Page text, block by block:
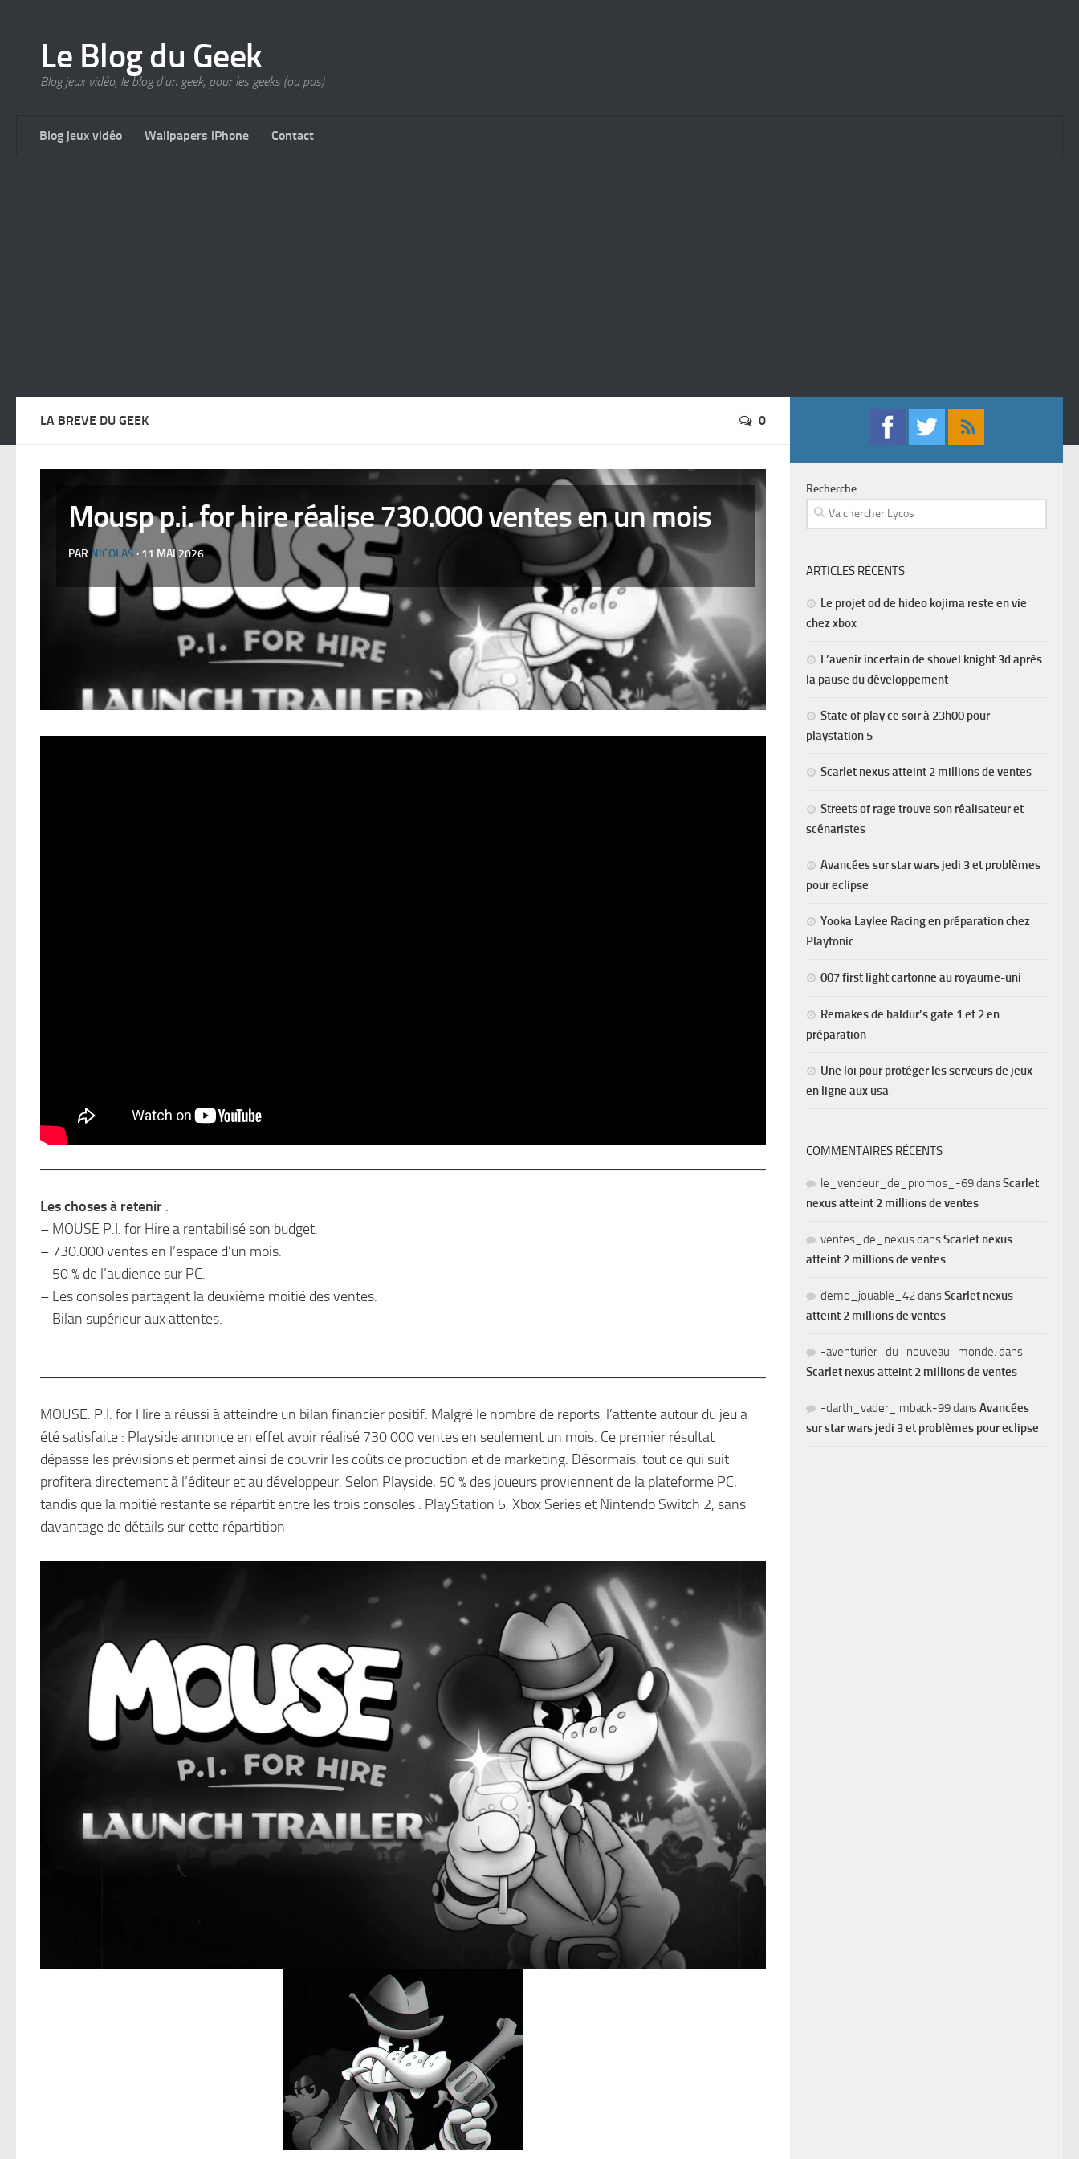
Le Blog du Geek
Blog jeux vidéo, le blog d'un geek, pour les geeks (ou pas)
Blog jeux vidéo Wallpapers iPhone Contact
LA BREVE DU GEEK 0
Mousp p.i. for hire réalise 730.000 ventes en un mois
PAR NICOLAS · 11 MAI 2026
Les choses à retenir :
– MOUSE P.I. for Hire a rentabilisé son budget.
– 730.000 ventes en l’espace d’un mois.
– 50 % de l’audience sur PC.
– Les consoles partagent la deuxième moitié des ventes.
– Bilan supérieur aux attentes.
MOUSE: P.I. for Hire a réussi à atteindre un bilan financier positif. Malgré le nombre de reports, l’attente autour du jeu a
été satisfaite : Playside annonce en effet avoir réalisé 730 000 ventes en seulement un mois. Ce premier résultat
dépasse les prévisions et permet ainsi de couvrir les coûts de production et de marketing. Désormais, tout ce qui suit
profitera directement à l’éditeur et au développeur. Selon Playside, 50 % des joueurs proviennent de la plateforme PC,
tandis que la moitié restante se répartit entre les trois consoles : PlayStation 5, Xbox Series et Nintendo Switch 2, sans
davantage de détails sur cette répartition
Recherche
ARTICLES RÉCENTS
Le projet od de hideo kojima reste en vie
chez xbox
L’avenir incertain de shovel knight 3d après
la pause du développement
State of play ce soir à 23h00 pour
playstation 5
Scarlet nexus atteint 2 millions de ventes
Streets of rage trouve son réalisateur et
scénaristes
Avancées sur star wars jedi 3 et problèmes
pour eclipse
Yooka Laylee Racing en préparation chez
Playtonic
007 first light cartonne au royaume-uni
Remakes de baldur’s gate 1 et 2 en
préparation
Une loi pour protéger les serveurs de jeux
en ligne aux usa
COMMENTAIRES RÉCENTS
le_vendeur_de_promos_-69dansScarlet
nexus atteint 2 millions de ventes
ventes_de_nexusdansScarlet nexus
atteint 2 millions de ventes
demo_jouable_42dansScarlet nexus
atteint 2 millions de ventes
-aventurier_du_nouveau_monde. dans
Scarlet nexus atteint 2 millions de ventes
-darth_vader_imback-99dansAvancées
sur star wars jedi 3 et problèmes pour eclipse